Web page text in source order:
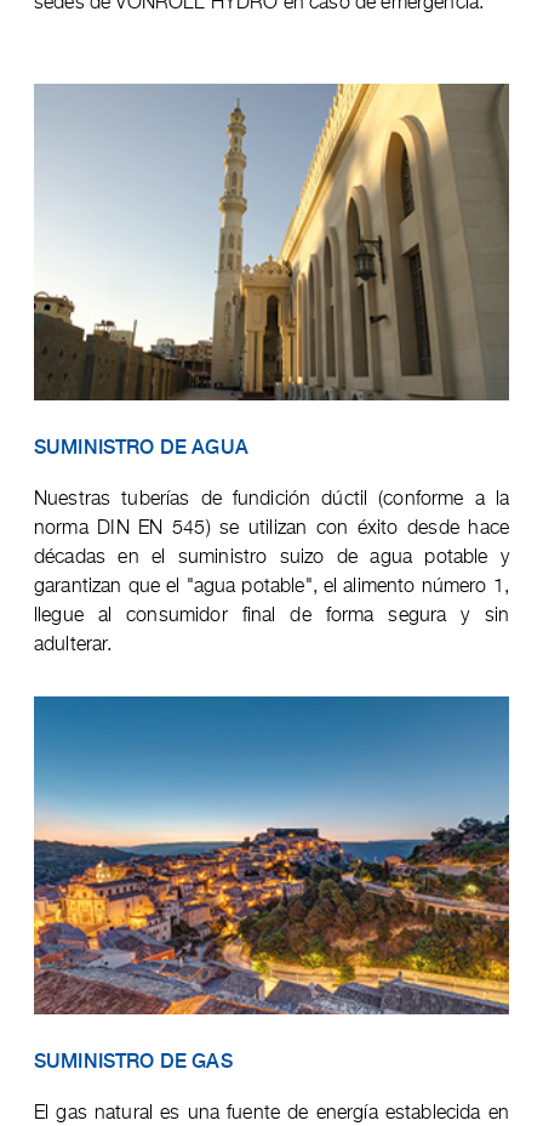
SUMINISTRO DE AGUA
Nuestras tuberías de fundición dúctil (conforme a la
norma DIN EN 545) se utilizan con éxito desde hace
décadas en el suministro suizo de agua potable y
garantizan que el "agua potable", el alimento número 1,
llegue al consumidor final de forma segura y sin
adulterar.
SUMINISTRO DE GAS
El gas natural es una fuente de energía establecida en